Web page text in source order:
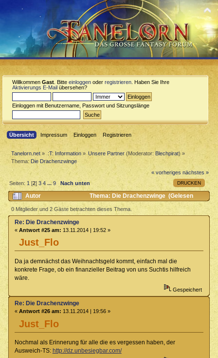
Willkommen Gast . Bitte einloggen oder registrieren . Haben Sie Ihre
Aktivierungs E-Mail übersehen?
Einloggen mit Benutzername, Passwort und Sitzungslänge
Übersicht Impressum Einloggen Registrieren
Tanelorn.net » :T: Information» Unsere Partner(Moderator: Blechpirat) »
Thema: Die Drachenzwinge
« vorheriges nächstes »
DRUCKEN
Seiten:1[2]3 4 ...9 Nach unten
Autor
Thema: Die Drachenzwinge (Gelesen
63119 mal)
0 Mitglieder und 2 Gäste betrachten dieses Thema.
Just_Flo
Re: Die Drachenzwinge
« Antwort #25 am: 13.11.2014 | 19:52 »
Da ja demnächst das Weihnachtsgeld kommt, einfach mal die
konkrete Frage, ob ein finanzieller Beitrag von uns Suchtis hilfreich
wäre.
Gespeichert
Just_Flo
Re: Die Drachenzwinge
« Antwort #26 am: 13.11.2014 | 19:56 »
Nochmal als Erinnerung für alle die es vergessen haben, der
Ausweich-TS: http://dz.unbesiegbar.com/